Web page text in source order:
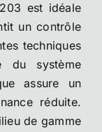
est idéale
un contrôle
techniques
du système
assure un
réduite.
de gamme